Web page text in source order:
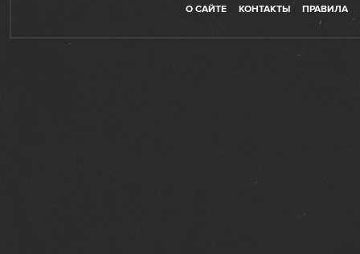
О САЙТЕ КОНТАКТЫ ПРАВИЛА